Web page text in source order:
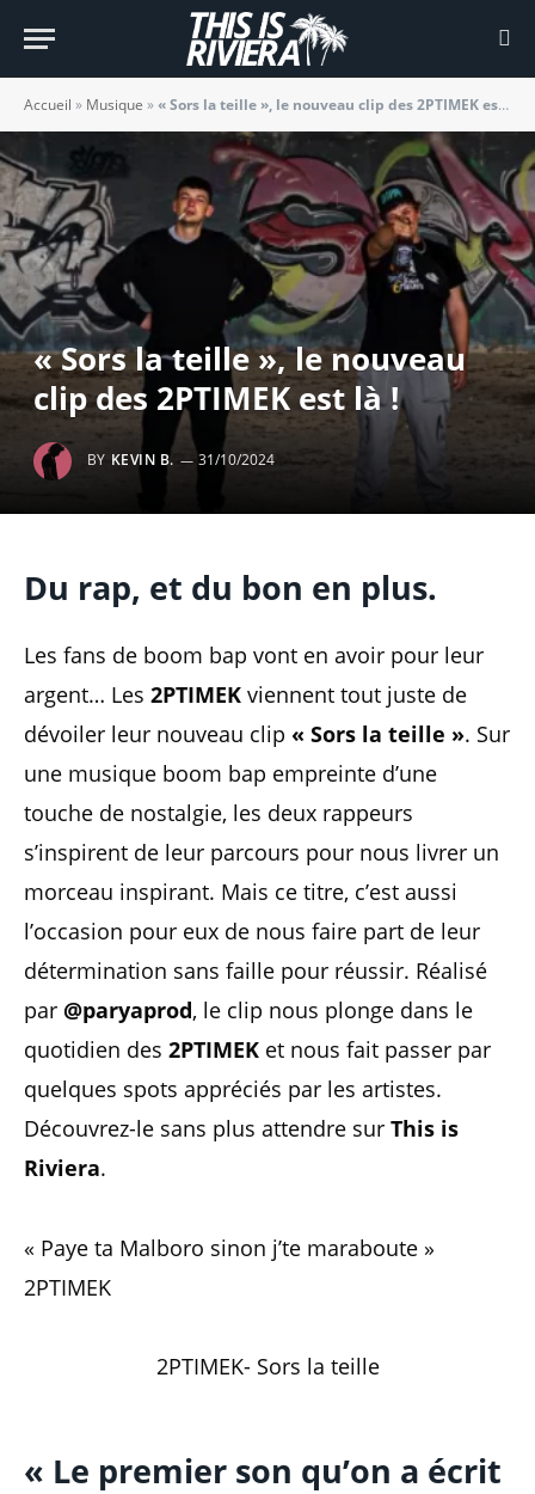
Accueil » Musique »« Sors la teille », le nouveau clip des 2PTIMEK est là !
« Sors la teille », le nouveau
clip des 2PTIMEK est là !
BY KEVIN B. 31/10/2024
Du rap, et du bon en plus.
Les fans de boom bap vont en avoir pour leur
argent… Les 2PTIMEK viennent tout juste de
dévoiler leur nouveau clip « Sors la teille ». Sur
une musique boom bap empreinte d’une
touche de nostalgie, les deux rappeurs
s’inspirent de leur parcours pour nous livrer un
morceau inspirant. Mais ce titre, c’est aussi
l’occasion pour eux de nous faire part de leur
détermination sans faille pour réussir. Réalisé
par @paryaprod, le clip nous plonge dans le
quotidien des 2PTIMEK et nous fait passer par
quelques spots appréciés par les artistes.
Découvrez-le sans plus attendre sur This is
Riviera.
« Paye ta Malboro sinon j’te maraboute »
2PTIMEK
2PTIMEK- Sors la teille
« Le premier son qu’on a écrit